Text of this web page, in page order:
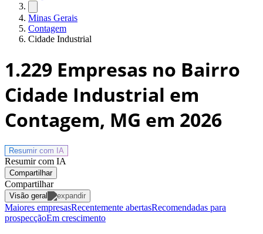
Minas Gerais
Contagem
Cidade Industrial
1.229 Empresas no Bairro
Cidade Industrial em
Contagem, MG em 2026
Resumir com IA
Resumir com IA
Compartilhar
Compartilhar
Visão geral
Maiores empresasRecentemente abertasRecomendadas para
prospecçãoEm crescimento